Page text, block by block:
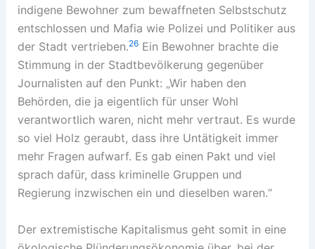
indigene Bewohner zum bewaffneten Selbstschutz
entschlossen und Mafia wie Polizei und Politiker aus
der Stadt vertrieben.26Ein Bewohner brachte die
Stimmung in der Stadtbevölkerung gegenüber
Journalisten auf den Punkt: „Wir haben den
Behörden, die ja eigentlich für unser Wohl
verantwortlich waren, nicht mehr vertraut. Es wurde
so viel Holz geraubt, dass ihre Untätigkeit immer
mehr Fragen aufwarf. Es gab einen Pakt und viel
sprach dafür, dass kriminelle Gruppen und
Regierung inzwischen ein und dieselben waren.“
Der extremistische Kapitalismus geht somit in eine